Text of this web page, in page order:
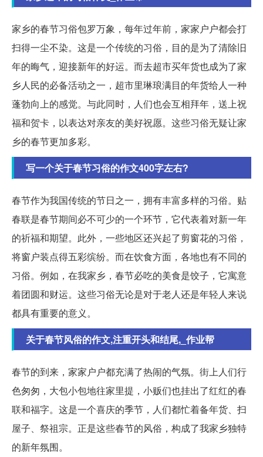
家乡的春节习俗包罗万象，每年过年前，家家户户都会打
扫得一尘不染。这是一个传统的习俗，目的是为了清除旧
年的晦气，迎接新年的好运。而去超市买年货也成为了家
乡人民的必备活动之一，超市里琳琅满目的年货给人一种
蓬勃向上的感觉。与此同时，人们也会互相拜年，送上祝
福和贺卡，以表达对亲友的美好祝愿。这些习俗无疑让家
乡的春节更加多彩。
写一个关于春节习俗的作文400字左右?
春节作为我国传统的节日之一，拥有丰富多样的习俗。贴
春联是春节期间必不可少的一个环节，它代表着对新一年
的祈福和期望。此外，一些地区还兴起了剪窗花的习俗，
将窗户装点得五彩缤纷。而在饮食方面，各地也有不同的
习俗。例如，在我家乡，春节必吃的美食是饺子，它寓意
着团圆和财运。这些习俗无论是对于老人还是年轻人来说
都具有重要的意义。
关于春节风俗的作文,注重开头和结尾,_作业帮
春节的到来，家家户户都充满了热闹的气氛。街上人们行
色匆匆，大包小包地往家里提，小贩们也挂出了红红的春
联和福字。这是一个喜庆的季节，人们都忙着备年货、扫
屋子、祭祖宗。正是这些春节的风俗，构成了我家乡独特
的新年氛围。